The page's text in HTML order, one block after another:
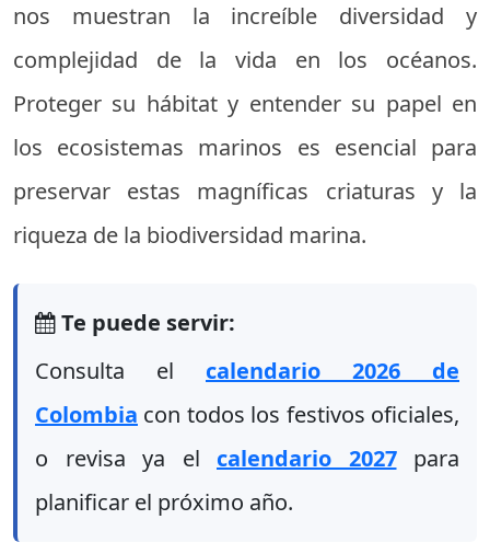
nos muestran la increíble diversidad y
complejidad de la vida en los océanos.
Proteger su hábitat y entender su papel en
los ecosistemas marinos es esencial para
preservar estas magníficas criaturas y la
riqueza de la biodiversidad marina.
Te puede servir:
Consulta el calendario 2026 de
Colombia con todos los festivos oficiales,
o revisa ya el calendario 2027para
planificar el próximo año.